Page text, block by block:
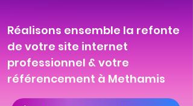
Réalisons ensemble la refonte
de votre site internet
professionnel & votre
référencement à Methamis